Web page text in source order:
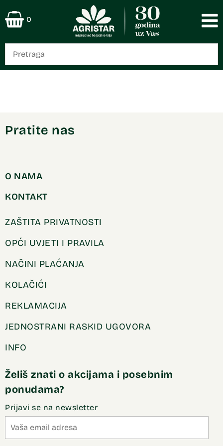
0
Pratite nas
O NAMA
KONTAKT
ZAŠTITA PRIVATNOSTI
OPĆI UVJETI I PRAVILA
NAČINI PLAĆANJA
KOLAČIĆI
REKLAMACIJA
JEDNOSTRANI RASKID UGOVORA
INFO
Želiš znati o akcijama i posebnim
ponudama?
Prijavi se na newsletter